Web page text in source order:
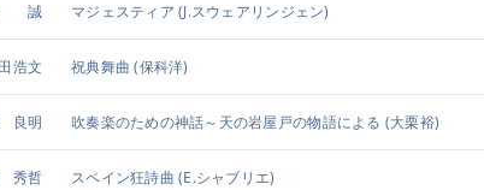
誠 マジェスティア (J.スウェアリンジェン)
浩文 祝典舞曲 (保科洋)
良明 吹奏楽のための神話～天の岩屋戸の物語による (大栗裕)
秀哲 スペイン狂詩曲 (E.シャブリエ)